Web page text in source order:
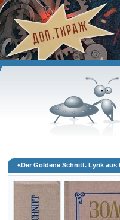
«Der Goldene Schnitt. Lyrik aus